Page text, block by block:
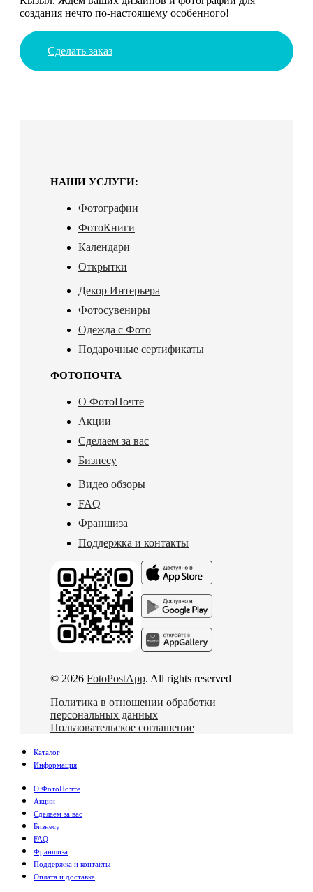
создания нечто по-настоящему особенного!
Сделать заказ
НАШИ УСЛУГИ:
Фотографии
ФотоКниги
Календари
Открытки
Декор Интерьера
Фотосувениры
Одежда с Фото
Подарочные сертификаты
ФОТОПОЧТА
О ФотоПочте
Акции
Сделаем за вас
Бизнесу
Видео обзоры
FAQ
Франшиза
Поддержка и контакты
© 2026 FotoPostApp. All rights reserved
Политика в отношении обработки
персональных данных
Пользовательское соглашение
Каталог
Информация
О ФотоПочте
Акции
Сделаем за вас
Бизнесу
FAQ
Франшиза
Поддержка и контакты
Оплата и доставка